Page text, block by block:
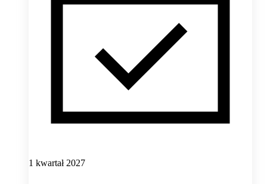
1 kwartał 2027